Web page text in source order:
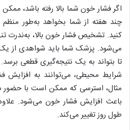
اگر فشار خون شما بالا رفته باشد،
چند هفته از شما بخواهد به‌طور منظم
کنید. تشخیص فشار خون بالا، به‌ندرت
می‌شود. پزشک شما باید شواهدی از
تا بتواند به یک نتیجه‌گیری قطعی
شرایط محیطی، می‌توانند به افزایش
مثال، استرسی که ممکن است با
باعث افزایش فشار خون می‌شود.
طول روز تغییر می‌کند.